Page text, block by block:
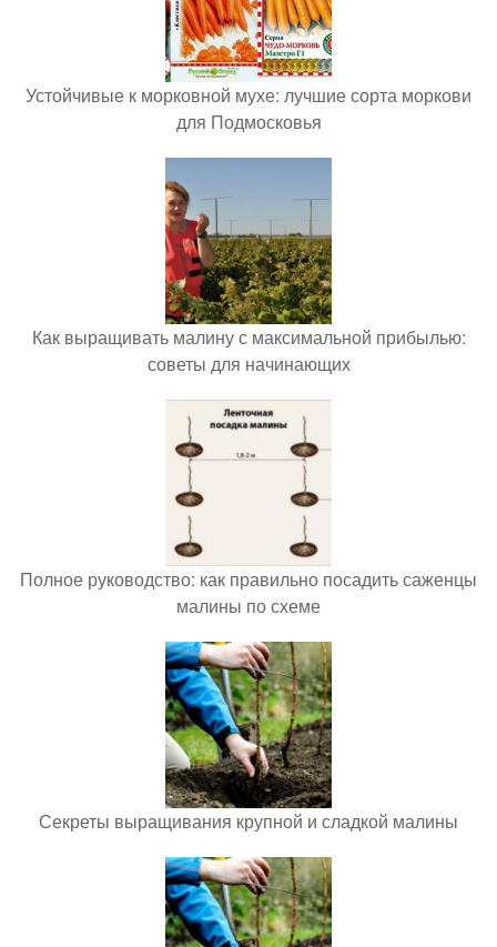
Устойчивые к морковной мухе: лучшие сорта моркови
для Подмосковья
Как выращивать малину с максимальной прибылью:
советы для начинающих
Полное руководство: как правильно посадить саженцы
малины по схеме
Секреты выращивания крупной и сладкой малины